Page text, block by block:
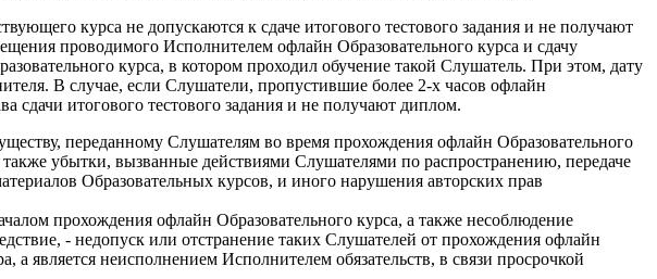
курса не допускаются к сдаче итогового тестового задания и не получают
проводимого Исполнителем офлайн Образовательного курса и сдачу
курса, в котором проходил обучение такой Слушатель. При этом, дату
В случае, если Слушатели, пропустившие более 2-х часов офлайн
сдачи итогового тестового задания и не получают диплом.
переданному Слушателям во время прохождения офлайн Образовательного
убытки, вызванные действиями Слушателями по распространению, передаче
Образовательных курсов, и иного нарушения авторских прав
прохождения офлайн Образовательного курса, а также несоблюдение
- недопуск или отстранение таких Слушателей от прохождения офлайн
а является неисполнением Исполнителем обязательств, в связи просрочкой